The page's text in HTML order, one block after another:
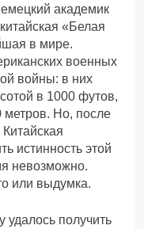
академик
«Белая
в мире.
военных
войны: в них
в 1000 футов,
метров. Но, после
истинность этой
невозможно.
или выдумка.
удалось получить